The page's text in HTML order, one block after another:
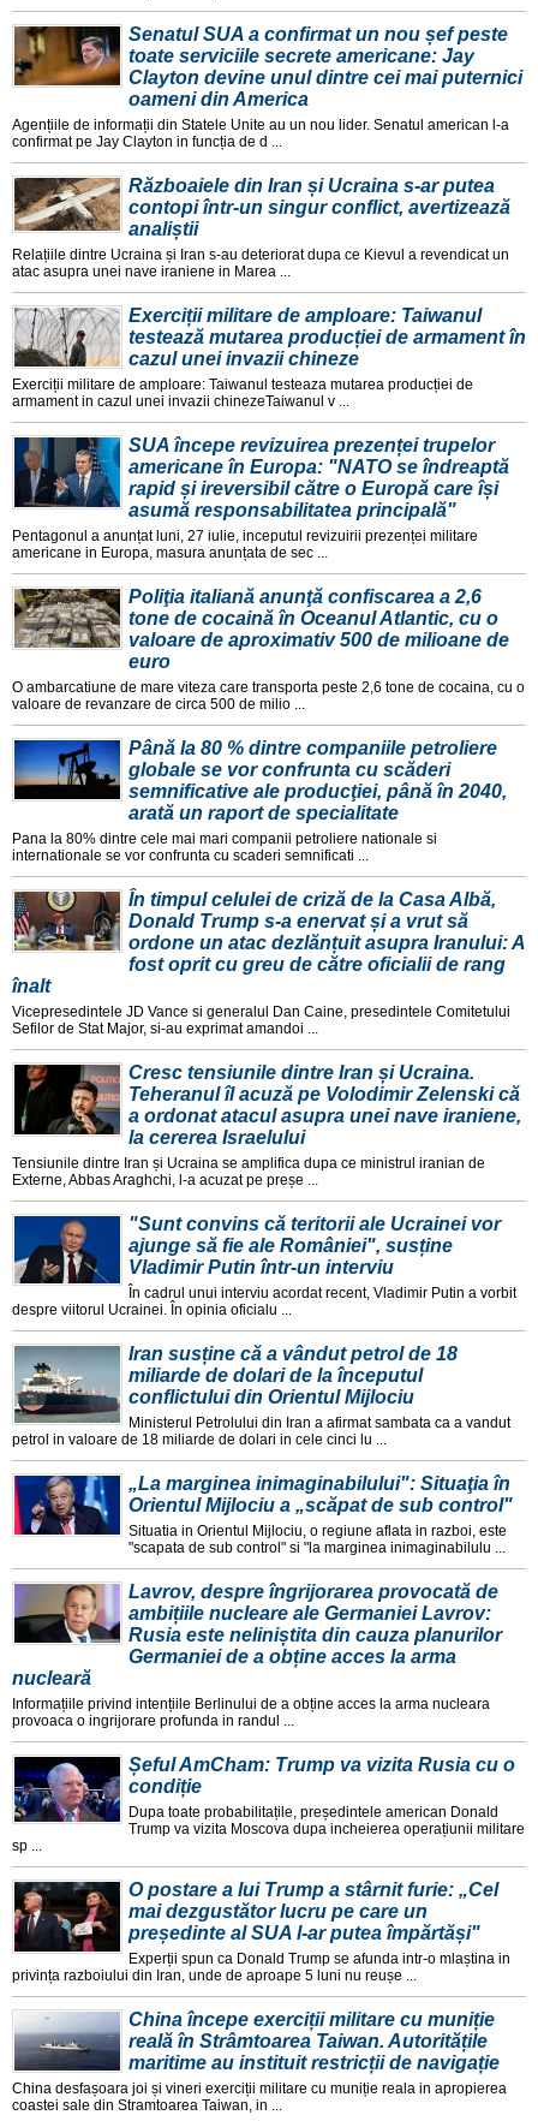
Senatul SUA a confirmat un nou șef peste
toate serviciile secrete americane: Jay
Clayton devine unul dintre cei mai puternici
oameni din America
Agențiile de informații din Statele Unite au un nou lider. Senatul american l-a
confirmat pe Jay Clayton in funcția de d ...
Războaiele din Iran și Ucraina s-ar putea
contopi într-un singur conflict, avertizează
analiștii
Relațiile dintre Ucraina și Iran s-au deteriorat dupa ce Kievul a revendicat un
atac asupra unei nave iraniene in Marea ...
Exerciții militare de amploare: Taiwanul
testează mutarea producției de armament în
cazul unei invazii chineze
Exerciții militare de amploare: Taiwanul testeaza mutarea producției de
armament in cazul unei invazii chinezeTaiwanul v ...
SUA începe revizuirea prezenței trupelor
americane în Europa: "NATO se îndreaptă
rapid și ireversibil către o Europă care își
asumă responsabilitatea principală"
Pentagonul a anunțat luni, 27 iulie, inceputul revizuirii prezenței militare
americane in Europa, masura anunțata de sec ...
Poliţia italiană anunţă confiscarea a 2,6
tone de cocaină în Oceanul Atlantic, cu o
valoare de aproximativ 500 de milioane de
euro
O ambarcatiune de mare viteza care transporta peste 2,6 tone de cocaina, cu o
valoare de revanzare de circa 500 de milio ...
Până la 80 % dintre companiile petroliere
globale se vor confrunta cu scăderi
semnificative ale producţiei, până în 2040,
arată un raport de specialitate
Pana la 80% dintre cele mai mari companii petroliere nationale si
internationale se vor confrunta cu scaderi semnificati ...
În timpul celulei de criză de la Casa Albă,
Donald Trump s-a enervat și a vrut să
ordone un atac dezlănțuit asupra Iranului: A
fost oprit cu greu de către oficialii de rang
înalt
Vicepresedintele JD Vance si generalul Dan Caine, presedintele Comitetului
Sefilor de Stat Major, si-au exprimat amandoi ...
Cresc tensiunile dintre Iran și Ucraina.
Teheranul îl acuză pe Volodimir Zelenski că
a ordonat atacul asupra unei nave iraniene,
la cererea Israelului
Tensiunile dintre Iran și Ucraina se amplifica dupa ce ministrul iranian de
Externe, Abbas Araghchi, l-a acuzat pe preșe ...
"Sunt convins că teritorii ale Ucrainei vor
ajunge să fie ale României", susține
Vladimir Putin într-un interviu
În cadrul unui interviu acordat recent, Vladimir Putin a vorbit
despre viitorul Ucrainei. În opinia oficialu ...
Iran susține că a vândut petrol de 18
miliarde de dolari de la începutul
conflictului din Orientul Mijlociu
Ministerul Petrolului din Iran a afirmat sambata ca a vandut
petrol in valoare de 18 miliarde de dolari in cele cinci lu ...
„La marginea inimaginabilului": Situaţia în
Orientul Mijlociu a „scăpat de sub control"
Situatia in Orientul Mijlociu, o regiune aflata in razboi, este
"scapata de sub control" si "la marginea inimaginabilulu ...
Lavrov, despre îngrijorarea provocată de
ambițiile nucleare ale Germaniei Lavrov:
Rusia este neliniștita din cauza planurilor
Germaniei de a obține acces la arma
nucleară
Informațiile privind intențiile Berlinului de a obține acces la arma nucleara
provoaca o ingrijorare profunda in randul ...
Șeful AmCham: Trump va vizita Rusia cu o
condiție
Dupa toate probabilitațile, președintele american Donald
Trump va vizita Moscova dupa incheierea operațiunii militare
sp ...
O postare a lui Trump a stârnit furie: „Cel
mai dezgustător lucru pe care un
președinte al SUA l-ar putea împărtăși"
Experții spun ca Donald Trump se afunda intr-o mlaștina in
privința razboiului din Iran, unde de aproape 5 luni nu reușe ...
China începe exerciții militare cu muniție
reală în Strâmtoarea Taiwan. Autoritățile
maritime au instituit restricții de navigație
China desfașoara joi și vineri exerciții militare cu muniție reala in apropierea
coastei sale din Stramtoarea Taiwan, in ...